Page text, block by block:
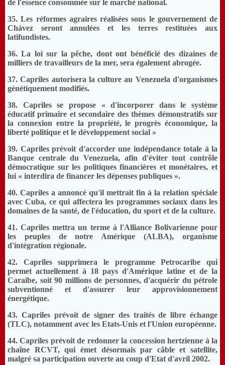
de l'essence consommée sur le marché national.
35. Les réformes agraires réalisées sous le gouvernement de
Chávez seront annulées et les terres restituées aux
latifundistes.
36. La loi sur la pêche, dont ont bénéficié des dizaines de
milliers de travailleurs de la mer, sera également abrogée.
37. Capriles autorisera la culture au Venezuela d'organismes
génétiquement modifiés.
38. Capriles se propose « d'incorporer dans le système
éducatif primaire et secondaire des thèmes démonstratifs sur
la connexion entre la propriété, le progrès économique, la
liberté politique et le développement social »
39. Capriles prévoit d'accorder une indépendance totale à la
Banque centrale du Venezuela, afin d'éviter tout contrôle
démocratique sur les politiques financières et monétaires, et
lui « interdira de financer les dépenses publiques ».
40. Capriles a annoncé qu'il mettrait fin à la relation spéciale
avec Cuba, ce qui affectera les programmes sociaux dans les
domaines de la santé, de l'éducation, du sport et de la culture.
41. Capriles mettra un terme à l'Alliance Bolivarienne pour
les peuples de notre Amérique (ALBA), organisme
d'intégration régionale.
42. Capriles supprimera le programme Petrocaribe qui
permet actuellement à 18 pays d'Amérique latine et de la
Caraïbe, soit 90 millions de personnes, d'acquérir du pétrole
subventionné et d'assurer leur approvisionnement
énergétique.
43. Capriles prévoit de signer des traités de libre échange
(TLC), notamment avec les Etats-Unis et l'Union européenne.
44. Capriles prévoit de redonner la concession hertzienne à la
chaîne RCVT, qui émet désormais par câble et satellite,
malgré sa participation ouverte au coup d'Etat d'avril 2002.